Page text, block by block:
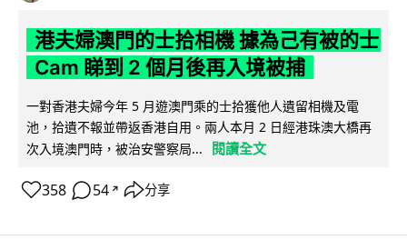
港夫婦澳門的士拾相機 據為己有被的士
Cam 睇到 2 個月後再入境被捕
一對香港夫婦今年 5 月遊澳門乘的士拾獲他人遺留相機及電
池，拾遺不報並帶返香港自用。兩人本月 2 日經港珠澳大橋再
次入境澳門時，被治安警察局...
閱讀全文
358 54 ↗ 分享